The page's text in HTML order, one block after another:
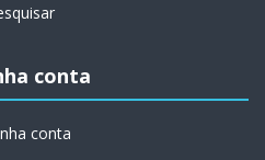
conta
conta